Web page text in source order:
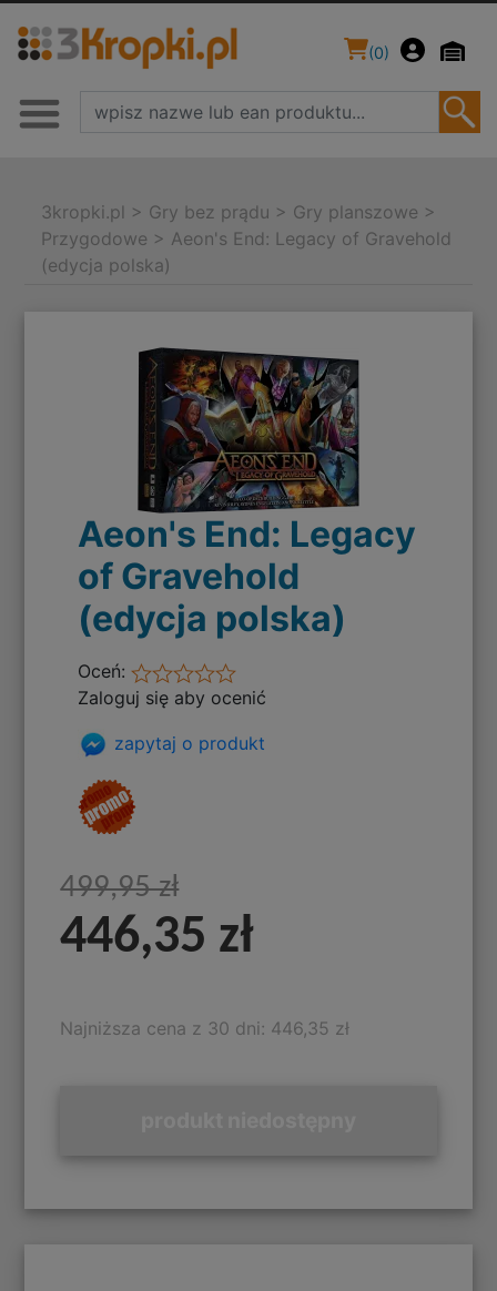
(0)
3kropki.pl > Gry bez prądu > Gry planszowe >
Przygodowe > Aeon's End: Legacy of Gravehold
(edycja polska)
Aeon's End: Legacy
of Gravehold
(edycja polska)
Oceń:
Zaloguj się aby ocenić
zapytaj o produkt
499,95 zł
446,35 zł
Najniższa cena z 30 dni: 446,35 zł